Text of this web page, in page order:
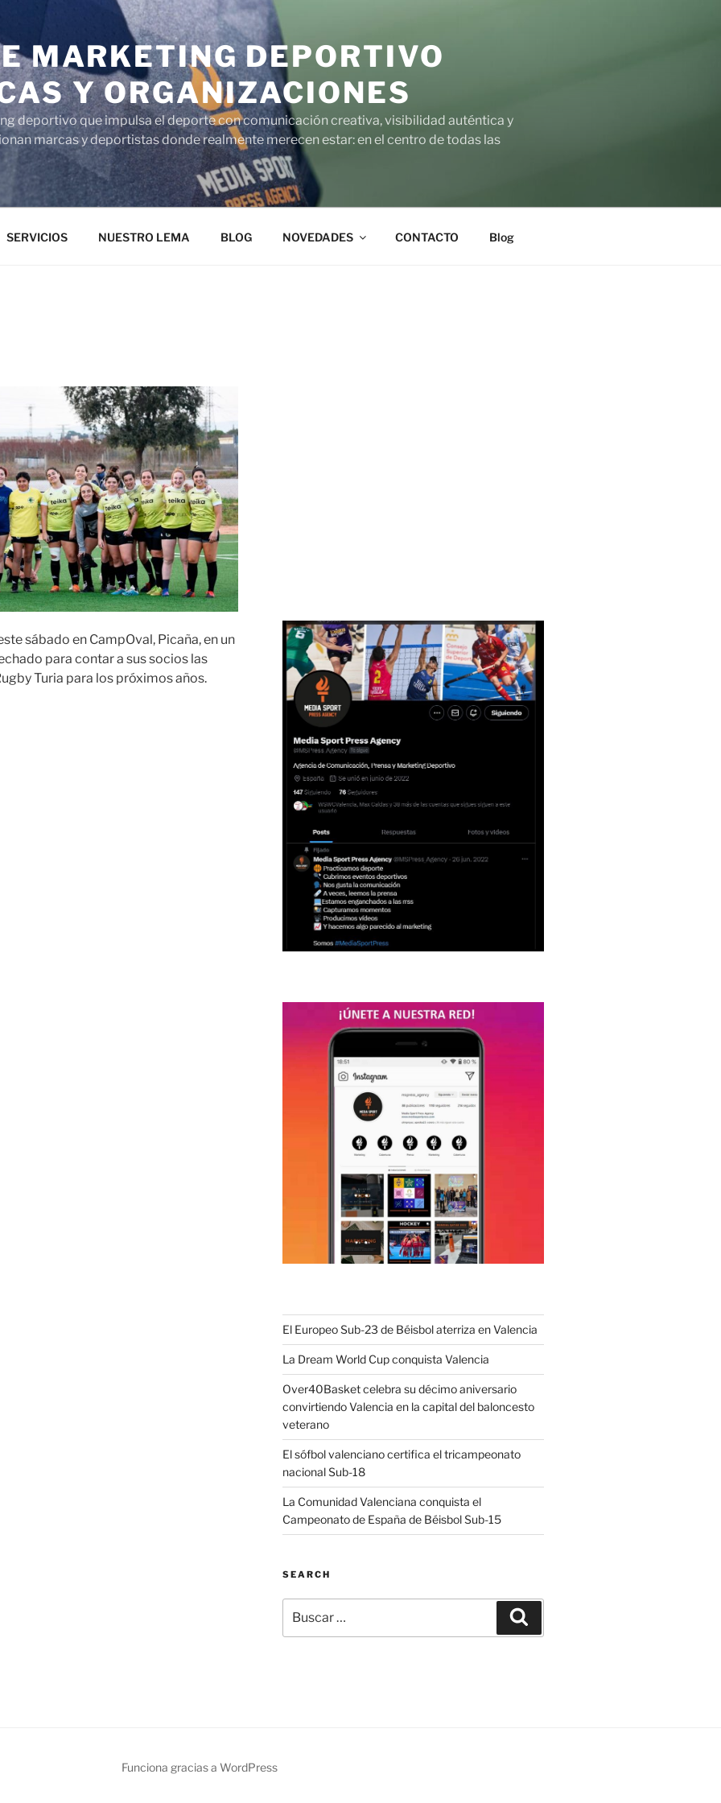
MARKETING DEPORTIVO
Y ORGANIZACIONES
deportivo que impulsa el deporte con comunicación creativa, visibilidad auténtica y
marcas y deportistas donde realmente merecen estar: en el centro de todas las
SERVICIOS NUESTRO LEMA BLOG NOVEDADES CONTACTO Blog
sábado en CampOval, Picaña, en un
para contar a sus socios las
Turia para los próximos años.
El Europeo Sub-23 de Béisbol aterriza en Valencia
La Dream World Cup conquista Valencia
Over40Basket celebra su décimo aniversario
convirtiendo Valencia en la capital del baloncesto
veterano
El sófbol valenciano certifica el tricampeonato
nacional Sub-18
La Comunidad Valenciana conquista el
Campeonato de España de Béisbol Sub-15
SEARCH
por:
Funciona gracias a WordPress